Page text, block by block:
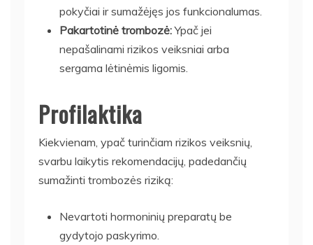
pokyčiai ir sumažėjęs jos funkcionalumas.
Pakartotinė trombozė:Ypač jei
nepašalinami rizikos veiksniai arba
sergama lėtinėmis ligomis.
Profilaktika
Kiekvienam, ypač turinčiam rizikos veiksnių,
svarbu laikytis rekomendacijų, padedančių
sumažinti trombozės riziką:
Nevartoti hormoninių preparatų be
gydytojo paskyrimo.